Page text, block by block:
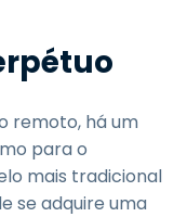
remoto, há um
para o
mais tradicional
se adquire uma